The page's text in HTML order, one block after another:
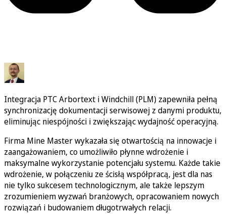
Integracja PTC Arbortext i Windchill (PLM) zapewniła pełną
synchronizację dokumentacji serwisowej z danymi produktu,
eliminując niespójności i zwiększając wydajność operacyjną.
Firma Mine Master wykazała się otwartością na innowacje i
zaangażowaniem, co umożliwiło płynne wdrożenie i
maksymalne wykorzystanie potencjału systemu. Każde takie
wdrożenie, w połączeniu ze ścisłą współpracą, jest dla nas
nie tylko sukcesem technologicznym, ale także lepszym
zrozumieniem wyzwań branżowych, opracowaniem nowych
rozwiązań i budowaniem długotrwałych relacji.